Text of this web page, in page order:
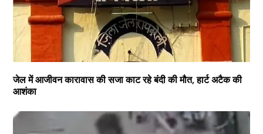
जेल में आजीवन कारावास की सजा काट रहे बंदी की मौत, हार्ट अटैक की
आशंका